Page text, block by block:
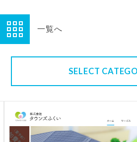
一覧へ
SELECT